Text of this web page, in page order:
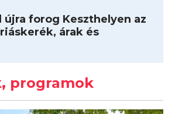
újra forog Keszthelyen az
árak és
programok